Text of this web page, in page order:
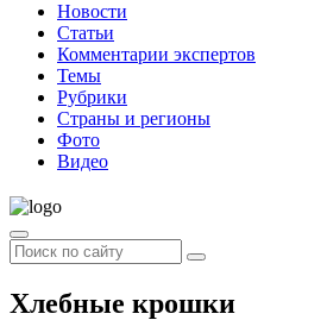
Новости
Статьи
Комментарии экспертов
Темы
Рубрики
Страны и регионы
Фото
Видео
Хлебные крошки